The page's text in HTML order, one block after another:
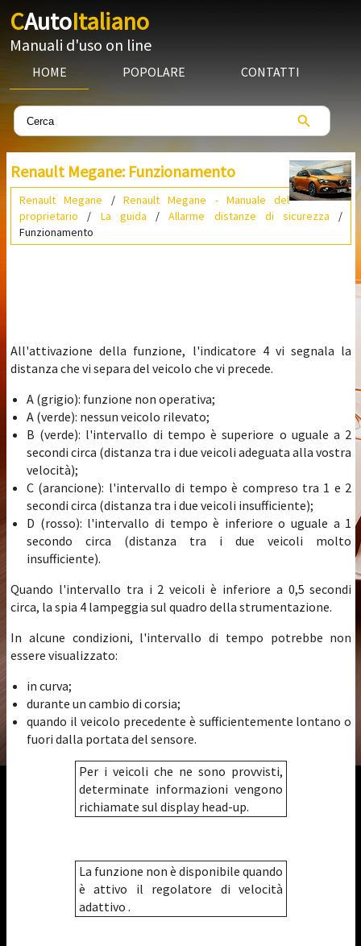
CAutoItaliano
Manuali d'uso on line
HOME POPOLARE CONTATTI
Renault Megane: Funzionamento
Renault Megane /Renault Megane - Manuale del
proprietario / La guida /Allarme distanze di sicurezza /
Funzionamento
All'attivazione della funzione, l'indicatore 4 vi segnala la
distanza che vi separa del veicolo che vi precede.
A (grigio): funzione non operativa;
A (verde): nessun veicolo rilevato;
B (verde): l'intervallo di tempo è superiore o uguale a 2
secondi circa (distanza tra i due veicoli adeguata alla vostra
velocità);
C (arancione): l'intervallo di tempo è compreso tra 1 e 2
secondi circa (distanza tra i due veicoli insufficiente);
D (rosso): l'intervallo di tempo è inferiore o uguale a 1
secondo circa (distanza tra i due veicoli molto
insufficiente).
Quando l'intervallo tra i 2 veicoli è inferiore a 0,5 secondi
circa, la spia 4 lampeggia sul quadro della strumentazione.
In alcune condizioni, l'intervallo di tempo potrebbe non
essere visualizzato:
in curva;
durante un cambio di corsia;
quando il veicolo precedente è sufficientemente lontano o
fuori dalla portata del sensore.
Per i veicoli che ne sono provvisti,
determinate informazioni vengono
richiamate sul display head-up.
La funzione non è disponibile quando
è attivo il regolatore di velocità
adattivo .